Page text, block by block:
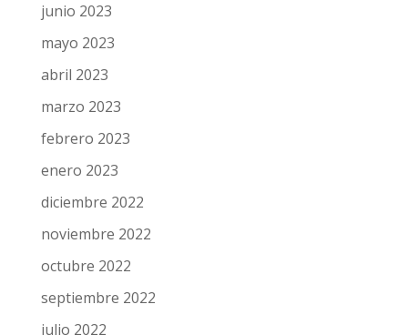
junio 2023
mayo 2023
abril 2023
marzo 2023
febrero 2023
enero 2023
diciembre 2022
noviembre 2022
octubre 2022
septiembre 2022
julio 2022